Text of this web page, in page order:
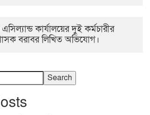
কার্যালয়ের দুই কর্মচারীর
বরাবর লিখিত অভিযোগ।
Search